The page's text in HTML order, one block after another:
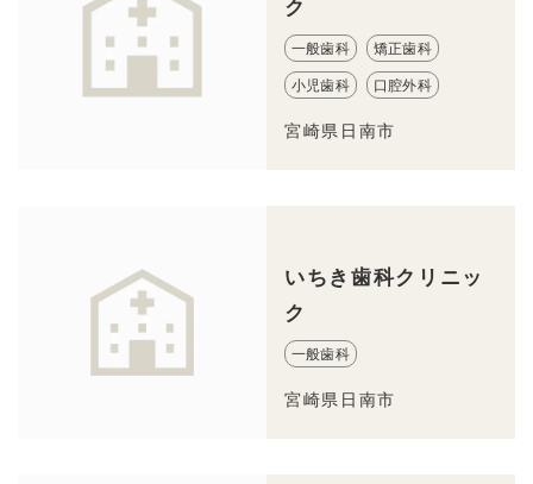
ク
一般歯科 矯正歯科
小児歯科 口腔外科
宮崎県日南市
いちき歯科クリニッ
ク
一般歯科
宮崎県日南市